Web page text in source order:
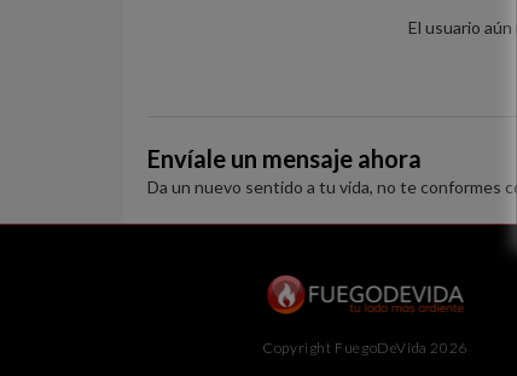
El usuario
Envíale un mensaje ahora
Da un nuevo sentido a tu vida, no te conformes
Copyright FuegoDeVida 2026